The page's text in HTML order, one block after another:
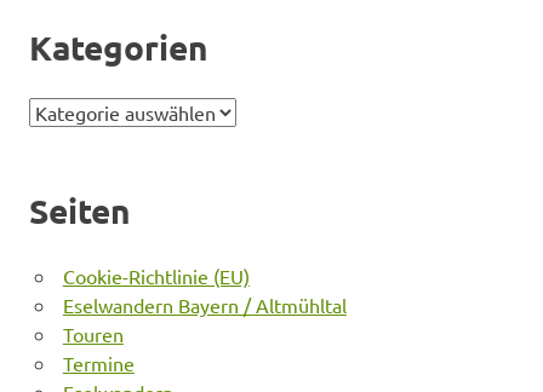
Kategorien
Kategorien
Seiten
Cookie-Richtlinie (EU)
Eselwandern Bayern / Altmühltal
Touren
Termine